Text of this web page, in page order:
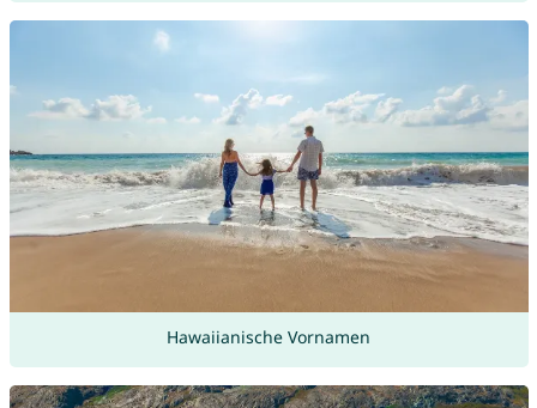
Hawaiianische Vornamen